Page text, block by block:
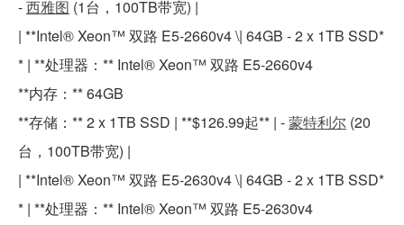
-西雅图 (1台，100TB带宽) |
| **Intel® Xeon™ 双路 E5-2660v4 \| 64GB - 2 x 1TB SSD*
* | **处理器：** Intel® Xeon™ 双路 E5-2660v4
**内存：** 64GB
**存储：** 2 x 1TB SSD | **$126.99起** | -蒙特利尔 (20
台，100TB带宽) |
| **Intel® Xeon™ 双路 E5-2630v4 \| 64GB - 2 x 1TB SSD*
* | **处理器：** Intel® Xeon™ 双路 E5-2630v4